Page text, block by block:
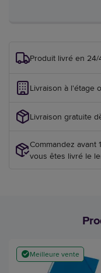
Produit livré en
Livraison à l'étage
Livraison gratuite
Commandez avant
vous êtes livré le
Meilleure vente